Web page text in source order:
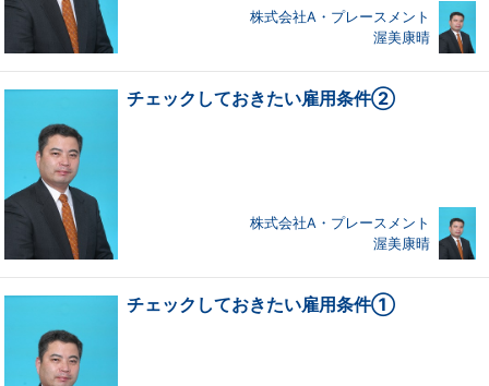
株式会社A・プレースメント
渥美康晴
チェックしておきたい雇用条件②
株式会社A・プレースメント
渥美康晴
チェックしておきたい雇用条件①